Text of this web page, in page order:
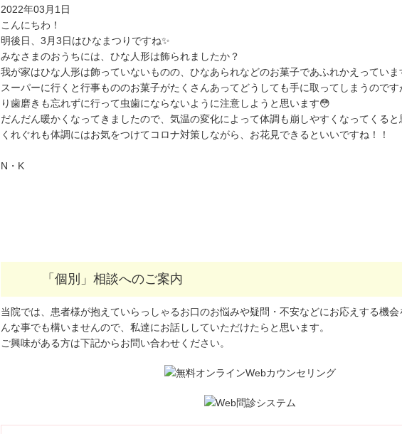
2022年03月1日
こんにちわ！
明後日、3月3日はひなまつりですね✨
みなさまのおうちには、ひな人形は飾られましたか？
我が家はひな人形は飾っていないものの、ひなあられなどのお菓子であふれかえっていま
スーパーに行くと行事もののお菓子がたくさんあってどうしても手に取ってしまうので
り歯磨きも忘れずに行って虫歯にならないように注意しようと思います😳
だんだん暖かくなってきましたので、気温の変化によって体調も崩しやすくなってくると
くれぐれも体調にはお気をつけてコロナ対策しながら、お花見できるといいですね！！
N・K
「個別」相談へのご案内
当院では、患者様が抱えていらっしゃるお口のお悩みや疑問・不安などにお応えする機
んな事でも構いませんので、私達にお話ししていただけたらと思います。
ご興味がある方は下記からお問い合わせください。